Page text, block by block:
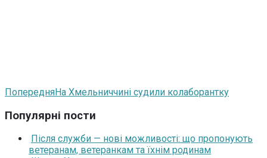
ПопередняНа Хмельниччині судили колаборантку
Популярні пости
Після служби — нові можливості: що пропонують
ветеранам, ветеранкам та їхнім родинам